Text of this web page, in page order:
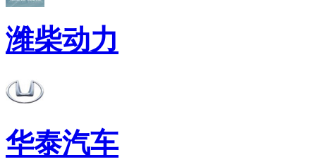
潍柴动力
华泰汽车